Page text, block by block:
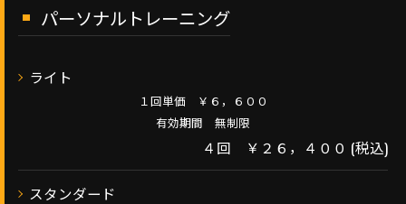
パーソナルトレーニング
ライト
１回単価 ￥６，６００
有効期間 無制限
４回 ￥２６，４００ (税込)
スタンダード